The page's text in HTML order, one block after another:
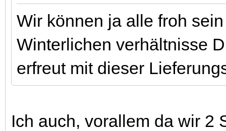
Wir können ja alle froh
Winterlichen verhältnisse
erfreut mit dieser
Ich auch, vorallem da wir 2